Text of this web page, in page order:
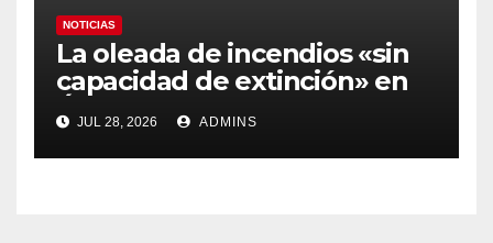
NOTICIAS
La oleada de incendios «sin
capacidad de extinción» en
Ávila y al oeste de Madrid
obliga a declarar la
emergencia nacional
JUL 28, 2026 ADMINS